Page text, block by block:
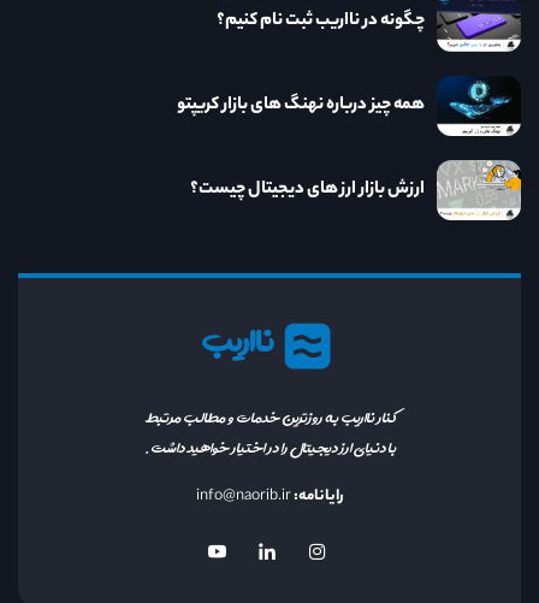
نااریب
کنار نااریب به روزترین خدمات و مطالب مرتبط
با دنیای ارز دیجیتال را در اختیار خواهید داشت.
رایانامه:info@naorib.ir
چگونه در نااریب ثبت نام کنیم؟
همه چیز درباره نهنگ های بازار کریپتو
ارزش بازار ارز های دیجیتال چیست؟